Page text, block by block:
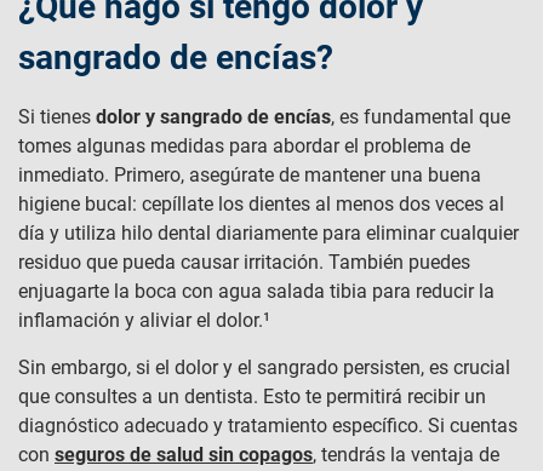
sangrado de encías?
Si tienes dolor y sangrado de encías, es fundamental que
tomes algunas medidas para abordar el problema de
inmediato. Primero, asegúrate de mantener una buena
higiene bucal: cepíllate los dientes al menos dos veces al
día y utiliza hilo dental diariamente para eliminar cualquier
residuo que pueda causar irritación. También puedes
enjuagarte la boca con agua salada tibia para reducir la
inflamación y aliviar el dolor.¹
Sin embargo, si el dolor y el sangrado persisten, es crucial
que consultes a un dentista. Esto te permitirá recibir un
diagnóstico adecuado y tratamiento específico. Si cuentas
con seguros de salud sin copagos, tendrás la ventaja de